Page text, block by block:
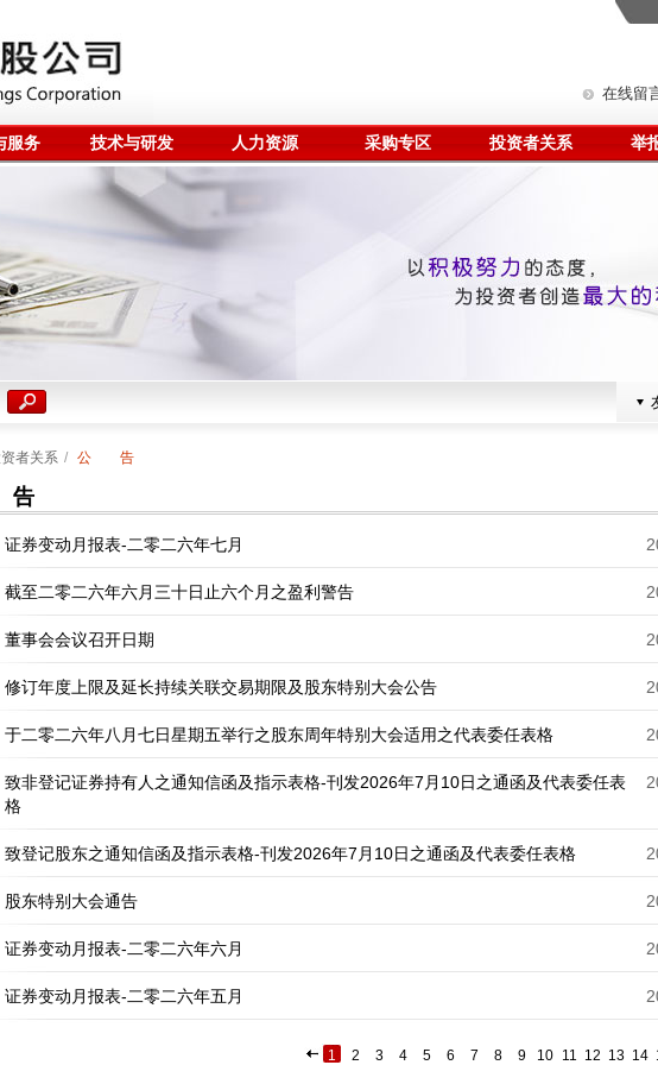
在线留
服务 技术与研发 人力资源 采购专区 投资者关系 举
者关系 / 公 告
证券变动月报表-二零二六年七月
截至二零二六年六月三十日止六个月之盈利警告
董事会会议召开日期
修订年度上限及延长持续关联交易期限及股东特别大会公告
于二零二六年八月七日星期五举行之股东周年特别大会适用之代表委任表格
致非登记证券持有人之通知信函及指示表格-刊发2026年7月10日之通函及代表委任表
格
致登记股东之通知信函及指示表格-刊发2026年7月10日之通函及代表委任表格
股东特别大会通告
证券变动月报表-二零二六年六月
证券变动月报表-二零二六年五月
1 2 3 4 5 6 7 8 9 10 11 12 13 14